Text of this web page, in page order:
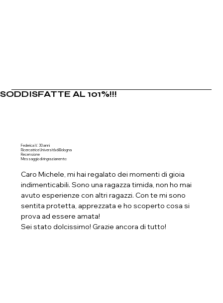
SODDISFATTE AL 101%!!!
Federica V. 30 anni
Ricercatrice Università di Bologna
Recensione
Messaggio di ringraziamento:
Caro Michele, mi hai regalato dei momenti di gioia
indimenticabili. Sono una ragazza timida, non ho mai
avuto esperienze con altri ragazzi. Con te mi sono
sentita protetta, apprezzata e ho scoperto cosa si
prova ad essere amata!
Sei stato dolcissimo! Grazie ancora di tutto!